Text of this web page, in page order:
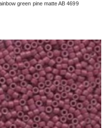
green pine matte AB 4699